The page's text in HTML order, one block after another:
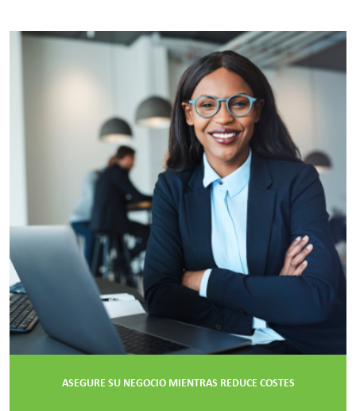
ASEGURE SU NEGOCIO MIENTRAS REDUCE COSTES